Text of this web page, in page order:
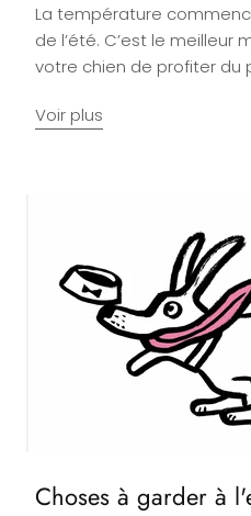
La température
de l’été. C’est le meilleur
votre chien de profiter du
Voir plus
Choses à garder à